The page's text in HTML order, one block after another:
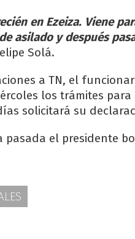
en Ezeiza. Viene
asilado y después
Solá.
a TN, el
los trámites
solicitará su
pasada el presidente